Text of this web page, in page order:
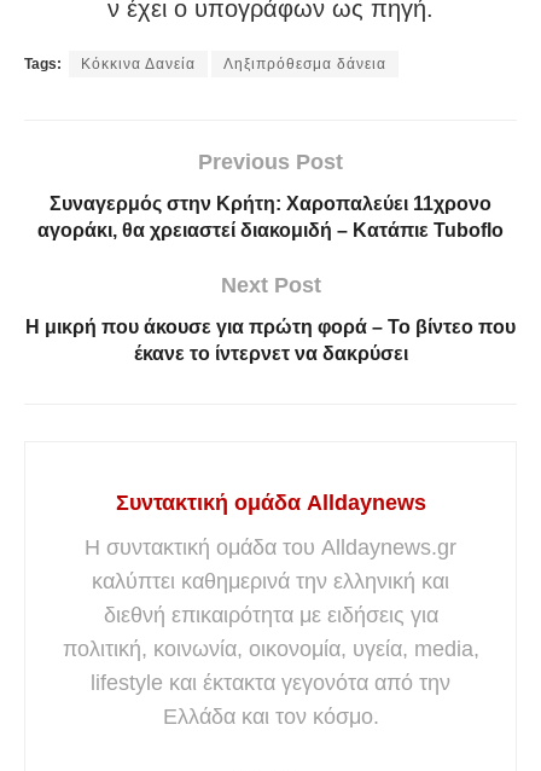
ν έχει ο υπογράφων ως πηγή.
Tags: Κόκκινα Δανεία Ληξιπρόθεσμα δάνεια
Previous Post
Συναγερμός στην Κρήτη: Χαροπαλεύει 11χρονο
αγοράκι, θα χρειαστεί διακομιδή – Κατάπιε Tuboflo
Next Post
Η μικρή που άκουσε για πρώτη φορά – Το βίντεο που
έκανε το ίντερνετ να δακρύσει
Συντακτική ομάδα Alldaynews
Η συντακτική ομάδα του Alldaynews.gr
καλύπτει καθημερινά την ελληνική και
διεθνή επικαιρότητα με ειδήσεις για
πολιτική, κοινωνία, οικονομία, υγεία, media,
lifestyle και έκτακτα γεγονότα από την
Ελλάδα και τον κόσμο.